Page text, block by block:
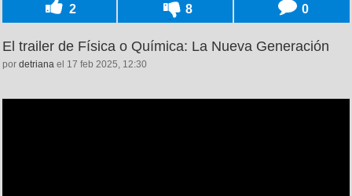
2 8 0
El trailer de Física o Química: La Nueva Generación
por detriana el 17 feb 2025, 12:30